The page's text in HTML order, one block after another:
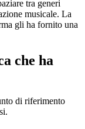
tra generi
musicale. La
gli ha fornito una
che ha
di riferimento